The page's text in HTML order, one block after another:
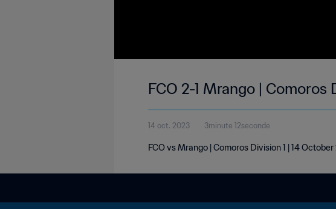
FCO 2-1 Mrango | Comoros
14 oct. 2023 3minute 12seconde
FCO vs Mrango | Comoros Division 1 | 14